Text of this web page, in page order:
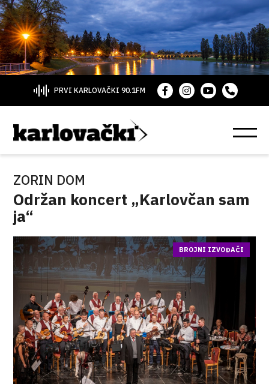
PRVI KARLOVAČKI 90.1FM
ZORIN DOM
Održan koncert „Karlovčan sam
ja“
BROJNI IZVOĐAČI